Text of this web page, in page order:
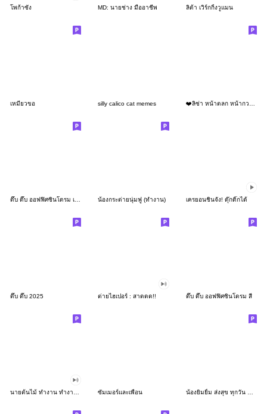
โพก้าซัง MD: นายช่าง มืออาชีพ ลิต้า เวิร์กกิ้งวูแมน
เหมียวขอ silly calico cat memes
ดึ๊บ ดึ๊บ ออฟฟิศซินโดรม เก้า น้องกระต่ายนุ่มฟู (ทำงาน) เครยอนชินจัง! ดุ๊กดิ๊กได้
ดึ๊บ ดึ๊บ 2025 ต่ายไฮเปอร์ : สาดดด!! ดึ๊บ ดึ๊บ ออฟฟิศซินโดรม สี่
ซัมเมอร์และเพื่อน